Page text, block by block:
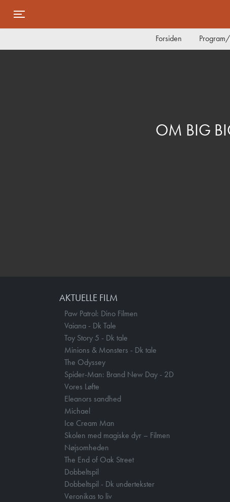
Forsiden
OM BIG
AKTUELLE FILM
Paw Patrol: Dino Filmen
Vaiana - Dk Tale
Toy Story 5 - Dk tale
Minions & Monsters - Dk tale
The Odyssey
Spider-Man: Brand New Day - 2D
Vores Løfte
Eleanors sandhed
Michael
Ice Cream Man
Skolen med magiske dyr – Filmen
Nøjsomheden
The End of Oak Street
Dobbeltspil
Dobbeltspil - Dk undertekster
Veronikas to liv